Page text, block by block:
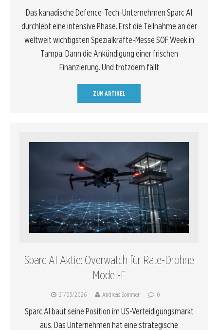
Das kanadische Defence-Tech-Unternehmen Sparc AI
durchlebt eine intensive Phase. Erst die Teilnahme an der
weltweit wichtigsten Spezialkräfte-Messe SOF Week in
Tampa. Dann die Ankündigung einer frischen
Finanzierung. Und trotzdem fällt
ZUM ARTIKEL
Sparc AI Aktie: Overwatch für Rate-Drohne
Model-F
21/05/2026 Andreas Sommer 0
Sparc AI baut seine Position im US-Verteidigungsmarkt
aus. Das Unternehmen hat eine strategische